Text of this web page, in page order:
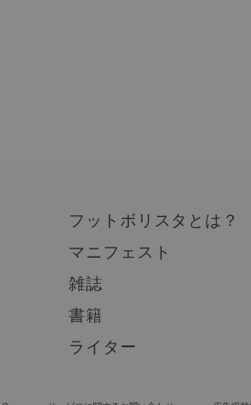
フットボリスタとは？
マニフェスト
雑誌
書籍
ライター